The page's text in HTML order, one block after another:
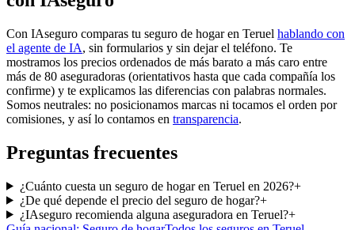
Con IAseguro comparas tu seguro de hogar en Teruel hablando con
el agente de IA, sin formularios y sin dejar el teléfono. Te
mostramos los precios ordenados de más barato a más caro entre
más de 80 aseguradoras (orientativos hasta que cada compañía los
confirme) y te explicamos las diferencias con palabras normales.
Somos neutrales: no posicionamos marcas ni tocamos el orden por
comisiones, y así lo contamos en transparencia.
Preguntas frecuentes
¿Cuánto cuesta un seguro de hogar en Teruel en 2026?+
¿De qué depende el precio del seguro de hogar?+
¿IAseguro recomienda alguna aseguradora en Teruel?+